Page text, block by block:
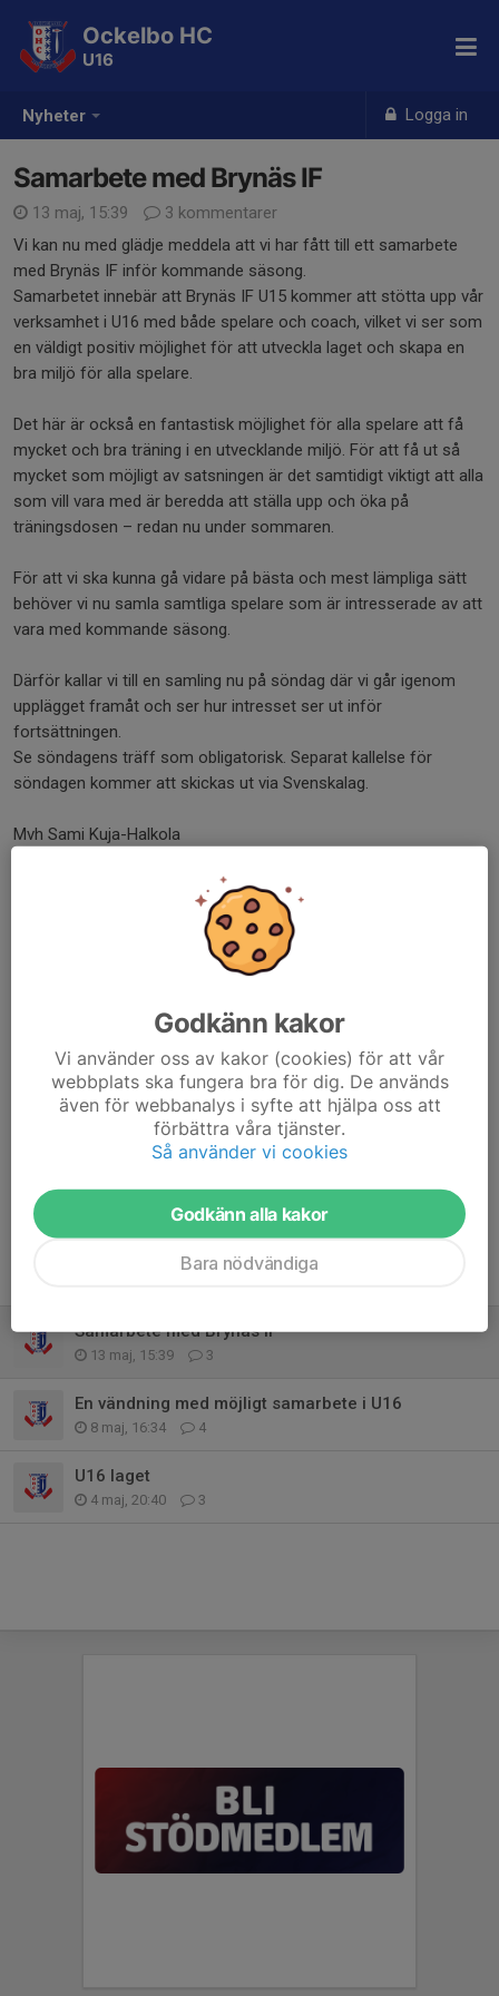
Nyheter Logga in
Ockelbo HC
U16
Samarbete med Brynäs IF
13 maj, 15:39
3 kommentarer
Vi kan nu med glädje meddela att vi har fått till ett samarbete
med Brynäs IF inför kommande säsong.
Samarbetet innebär att Brynäs IF U15 kommer att stötta upp vår
verksamhet i U16 med både spelare och coach, vilket vi ser som
en väldigt positiv möjlighet för att utveckla laget och skapa en
bra miljö för alla spelare.
Det här är också en fantastisk möjlighet för alla spelare att få
mycket och bra träning i en utvecklande miljö. För att få ut så
mycket som möjligt av satsningen är det samtidigt viktigt att alla
som vill vara med är beredda att ställa upp och öka på
träningsdosen – redan nu under sommaren.
För att vi ska kunna gå vidare på bästa och mest lämpliga sätt
behöver vi nu samla samtliga spelare som är intresserade av att
vara med kommande säsong.
Därför kallar vi till en samling nu på söndag där vi går igenom
upplägget framåt och ser hur intresset ser ut inför
fortsättningen.
Se söndagens träff som obligatorisk. Separat kallelse för
söndagen kommer att skickas ut via Svenskalag.
Mvh Sami Kuja-Halkola
Lina Larsson 13 maj, 17:40
Blir intressant att höra mera om det.
Jennie Selander Antesten13 maj, 18:38
Härligt! Det låter jättespännande! 😊🙏🙌
Mikael Ingelsson14 maj, 08:51
Samarbete med Brynäs IF
13 maj, 15:39 3
En vändning med möjligt samarbete i U16
8 maj, 16:34 4
U16 laget
4 maj, 20:40 3
Godkänn kakor
Vi använder oss av kakor (cookies) för att vår
webbplats ska fungera bra för dig. De används
även för webbanalys i syfte att hjälpa oss att
förbättra våra tjänster.
Så använder vi cookies
Godkänn alla kakor
Bara nödvändiga